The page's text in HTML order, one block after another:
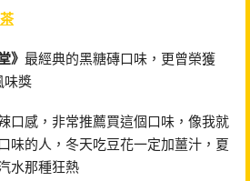
》 最經典的黑糖磚口味，更曾榮獲
味獎
口感，非常推薦買這個口味，像我就
味的人，冬天吃豆花一定加薑汁，夏
水那種狂熱